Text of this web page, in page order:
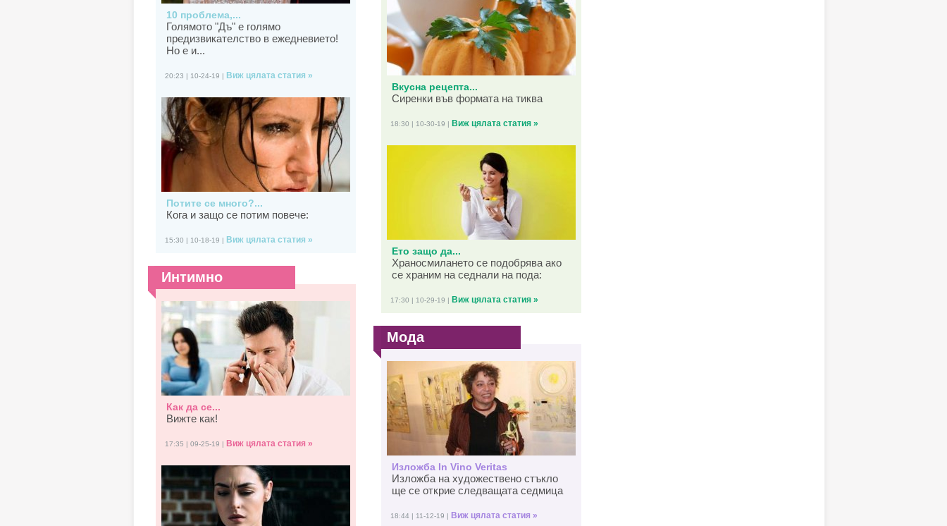
10 проблема,...
Голямото "Дъ" е голямо
предизвикателство в ежедневието!
Но е и...
20:23 | 10-24-19 | Виж цялата статия »
Потите се много?...
Кога и защо се потим повече:
15:30 | 10-18-19 | Виж цялата статия »
Интимно
Как да се...
Вижте как!
17:35 | 09-25-19 | Виж цялата статия »
Вкусна рецепта...
Сиренки във формата на тиква
18:30 | 10-30-19 | Виж цялата статия »
Ето защо да...
Храносмилането се подобрява ако
се храним на седнали на пода:
17:30 | 10-29-19 | Виж цялата статия »
Мода
Изложба In Vino Veritas
Изложба на художествено стъкло
ще се открие следващата седмица
18:44 | 11-12-19 | Виж цялата статия »